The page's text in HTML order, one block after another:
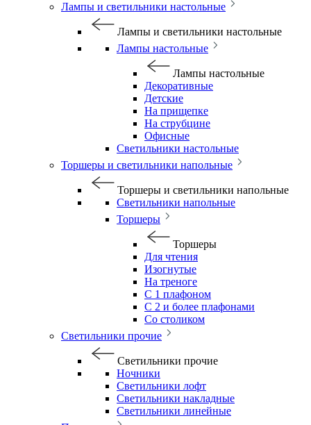
Лампы и светильники настольные
Лампы и светильники настольные
Лампы настольные
Лампы настольные
Декоративные
Детские
На прищепке
На струбцине
Офисные
Светильники настольные
Торшеры и светильники напольные
Торшеры и светильники напольные
Светильники напольные
Торшеры
Торшеры
Для чтения
Изогнутые
На треноге
С 1 плафоном
С 2 и более плафонами
Со столиком
Светильники прочие
Светильники прочие
Ночники
Светильники лофт
Светильники накладные
Светильники линейные